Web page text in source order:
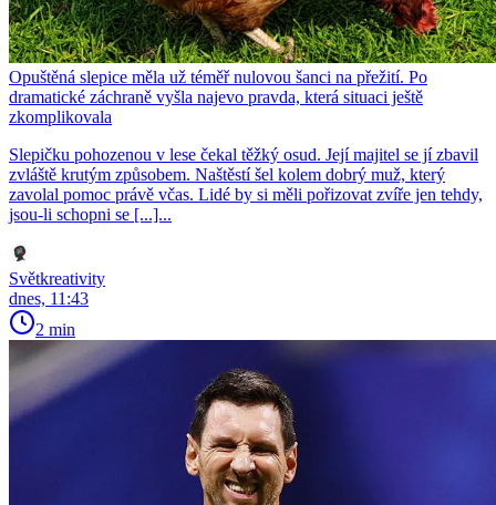
Opuštěná slepice měla už téměř nulovou šanci na přežití. Po
dramatické záchraně vyšla najevo pravda, která situaci ještě
zkomplikovala
Slepičku pohozenou v lese čekal těžký osud. Její majitel se jí zbavil
zvláště krutým způsobem. Naštěstí šel kolem dobrý muž, který
zavolal pomoc právě včas. Lidé by si měli pořizovat zvíře jen tehdy,
jsou-li schopni se [...]...
Světkreativity
dnes, 11:43
2 min